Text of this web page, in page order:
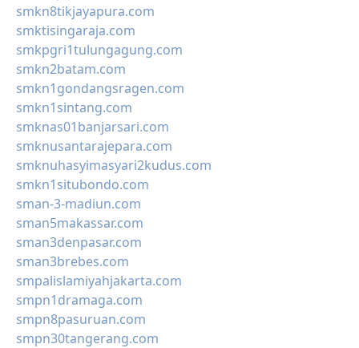
smkn8tikjayapura.com
smktisingaraja.com
smkpgri1tulungagung.com
smkn2batam.com
smkn1gondangsragen.com
smkn1sintang.com
smknas01banjarsari.com
smknusantarajepara.com
smknuhasyimasyari2kudus.com
smkn1situbondo.com
sman-3-madiun.com
sman5makassar.com
sman3denpasar.com
sman3brebes.com
smpalislamiyahjakarta.com
smpn1dramaga.com
smpn8pasuruan.com
smpn30tangerang.com